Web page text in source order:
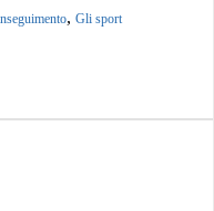
, Gli sport